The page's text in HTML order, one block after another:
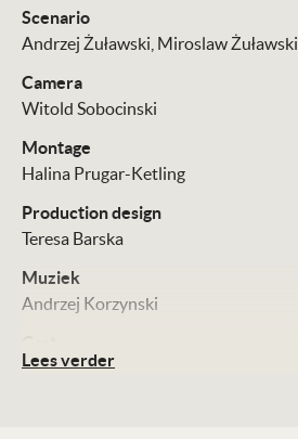
Scenario
Andrzej Żuławski Miroslaw Żuławski
Camera
Witold Sobocinski
Montage
Halina Prugar-Ketling
Production design
Teresa Barska
Muziek
Andrzej Korzynski
Leszek Teleszyński
Lees verder